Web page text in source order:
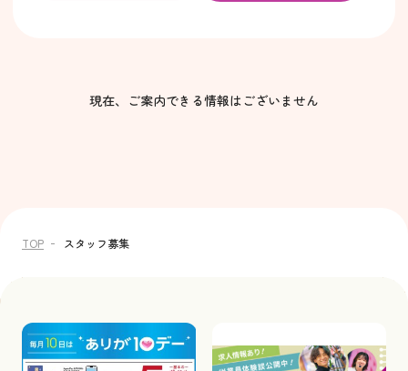
現在、ご案内できる情報はございません
TOP スタッフ募集